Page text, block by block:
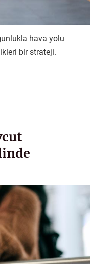
hava yolu
bir strateji.